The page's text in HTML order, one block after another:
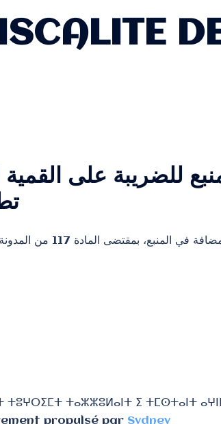
للضريبة على
يعتبر حجز الضريبة
propulsé par Sydney